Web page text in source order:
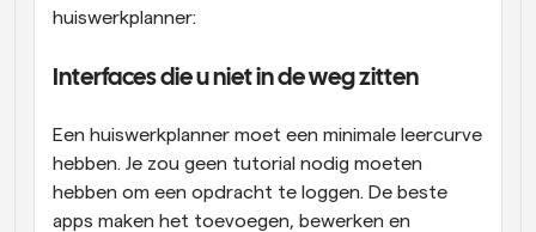
huiswerkplanner:
Interfaces die u niet in de weg zitten
Een huiswerkplanner moet een minimale leercurve
hebben. Je zou geen tutorial nodig moeten
hebben om een opdracht te loggen. De beste
apps maken het toevoegen, bewerken en